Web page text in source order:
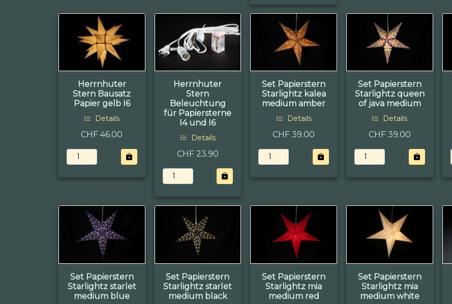
Herrnhuter
Stern Bausatz
Papier gelb I6
Details
CHF 46.00
Herrnhuter
Stern
Beleuchtung
für Papiersterne
I4 und I6
Details
CHF 23.90
Set Papierstern
Starlightz kalea
medium amber
Details
CHF 39.00
Set Papierstern
Starlightz queen
of java medium
Details
CHF 39.00
Set Papierstern
Starlightz starlet
medium blue
Set Papierstern
Starlightz starlet
medium black
Set Papierstern
Starlightz mia
medium red
Set Papierstern
Starlightz mia
medium white